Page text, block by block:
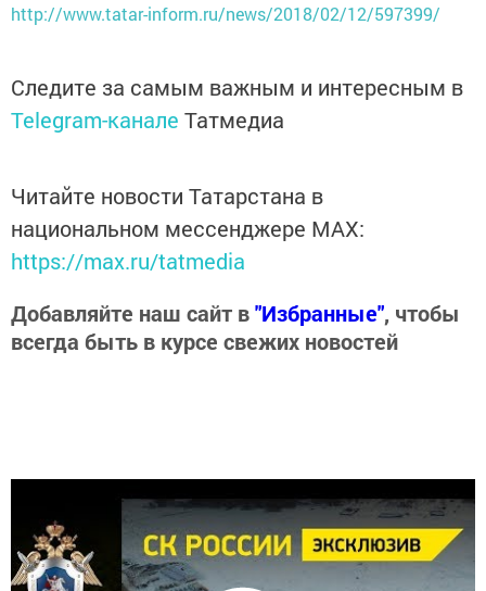
http://www.tatar-inform.ru/news/2018/02/12/597399/
Следите за самым важным и интересным в
Telegram-канале Татмедиа
Читайте новости Татарстана в
национальном мессенджере MАХ:
https://max.ru/tatmedia
Добавляйте наш сайт в"Избранные", чтобы
всегда быть в курсе свежих новостей